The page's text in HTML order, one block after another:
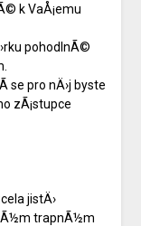
k VaÅ¡emu
pohodlnÃ©
se pro nÄ›j byste
zÃ¡stupce
jistÄ›
trapnÃ½m